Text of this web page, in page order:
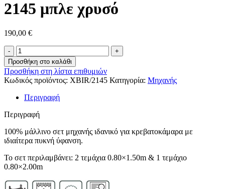
2145 μπλε χρυσό
190,00 €
Προσθήκη στο καλάθι
Προσθήκη στη λίστα επιθυμιών
Κωδικός προϊόντος: ΧΒΙR/2145 Κατηγορία: Μηχανής
Περιγραφή
Περιγραφή
100% μάλλινο σετ μηχανής ιδανικό για κρεβατοκάμαρα με
ιδιαίτερα πυκνή ύφανση.
Το σετ περιλαμβάνει: 2 τεμάχια 0.80×1.50m & 1 τεμάχιο
0.80×2.00m